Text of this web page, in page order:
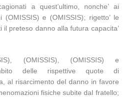
a quest’ultimo, nonche’ ai
e (OMISSIS); rigetto’ le
il preteso danno alla futura capacita’
(OMISSIS), (OMISSIS) e
delle rispettive quote di
al risarcimento del danno in favore
fisiche subite dal fratello;